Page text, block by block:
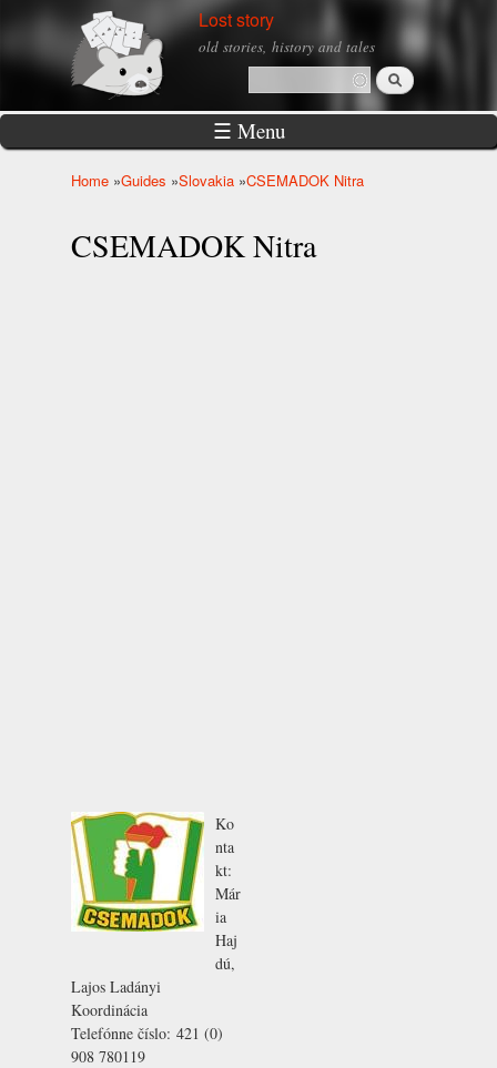
Skip to
main
Lost story
old stories, history and tales
Search form
Search
☰ Menu
Home »Guides »Slovakia »CSEMADOK Nitra
CSEMADOK Nitra
Ko
nta
kt:
Már
ia
Haj
dú,
Lajos Ladányi
Koordinácia
Telefónne číslo: 421 (0)
908 780119